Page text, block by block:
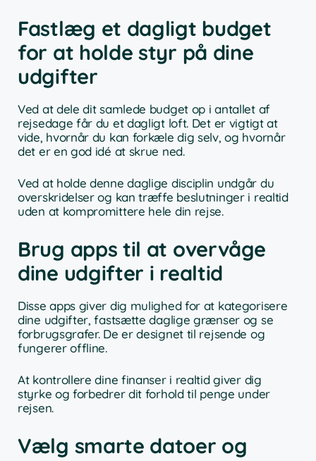
Fastlæg et dagligt budget
for at holde styr på dine
udgifter
Ved at dele dit samlede budget op i antallet af
rejsedage får du et dagligt loft. Det er vigtigt at
vide, hvornår du kan forkæle dig selv, og hvornår
det er en god idé at skrue ned.
Ved at holde denne daglige disciplin undgår du
overskridelser og kan træffe beslutninger i realtid
uden at kompromittere hele din rejse.
Brug apps til at overvåge
dine udgifter i realtid
Disse apps giver dig mulighed for at kategorisere
dine udgifter, fastsætte daglige grænser og se
forbrugsgrafer. De er designet til rejsende og
fungerer offline.
At kontrollere dine finanser i realtid giver dig
styrke og forbedrer dit forhold til penge under
rejsen.
Vælg smarte datoer og